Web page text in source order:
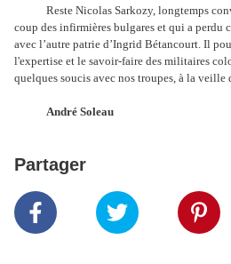
Reste Nicolas Sarkozy, longtemps
coup des infirmières bulgares et qui a perdu
avec l’autre patrie d’Ingrid Bétancourt. Il
l'expertise et le savoir-faire des militaires
quelques soucis avec nos troupes, à la
André Soleau
Partager